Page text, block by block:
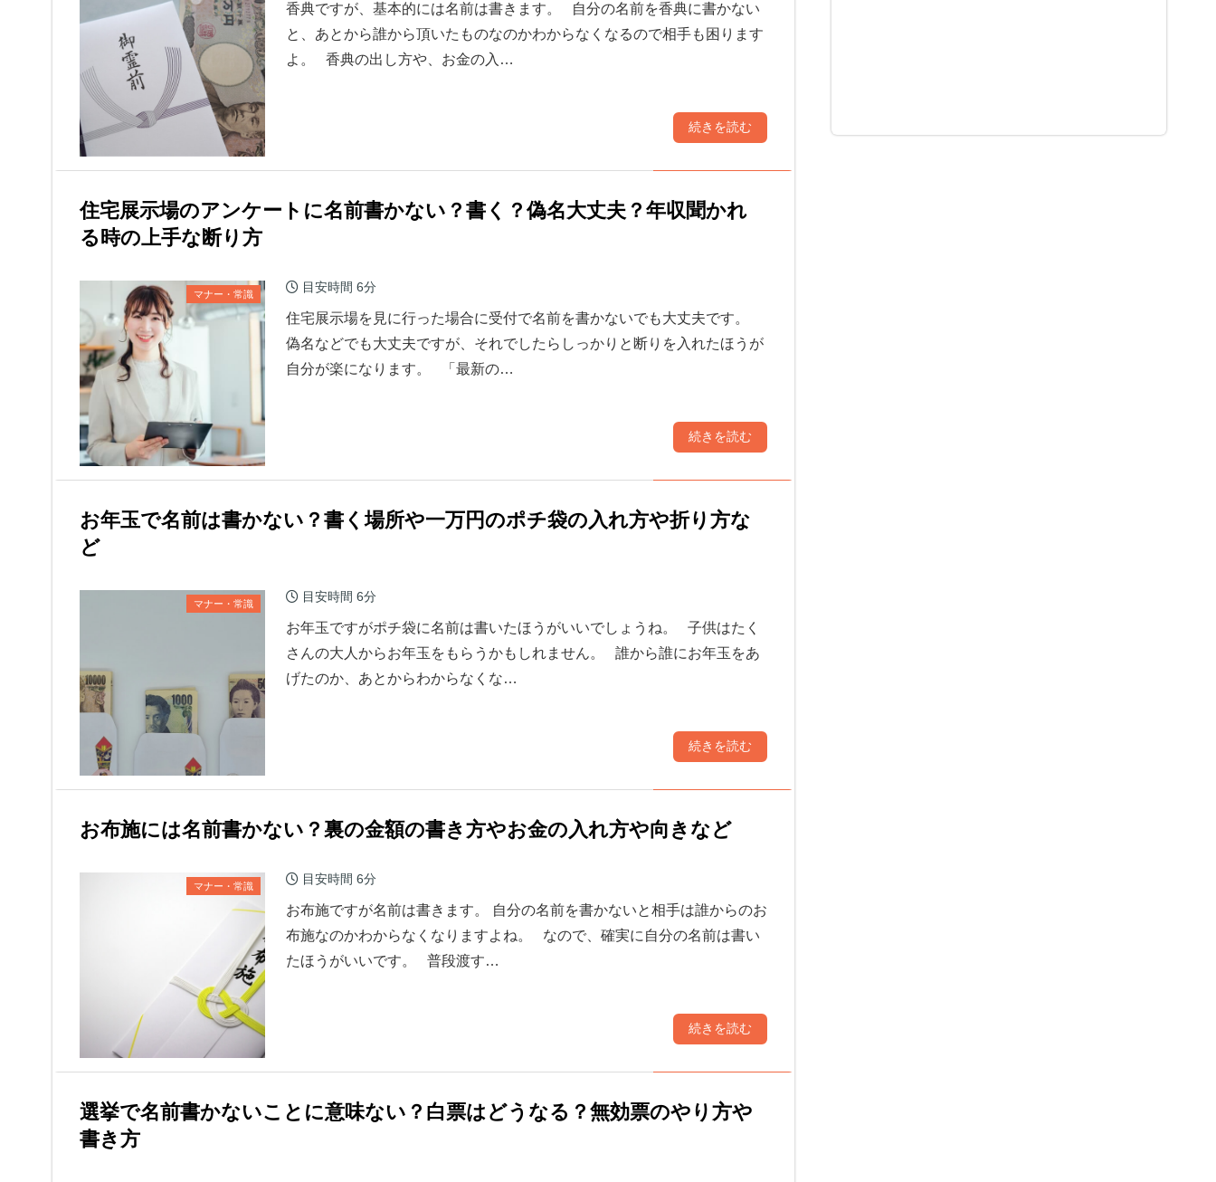
香典ですが、基本的には名前は書きます。 自分の名前を香典に書かない
と、あとから誰から頂いたものなのかわからなくなるので相手も困ります
よ。 香典の出し方や、お金の入…
続きを読む
住宅展示場のアンケートに名前書かない？書く？偽名大丈夫？年収聞かれ
る時の上手な断り方
マナー・常識 目安時間 6分
住宅展示場を見に行った場合に受付で名前を書かないでも大丈夫です。
偽名などでも大丈夫ですが、それでしたらしっかりと断りを入れたほうが
自分が楽になります。 「最新の…
続きを読む
お年玉で名前は書かない？書く場所や一万円のポチ袋の入れ方や折り方な
ど
マナー・常識 目安時間 6分
お年玉ですがポチ袋に名前は書いたほうがいいでしょうね。 子供はたく
さんの大人からお年玉をもらうかもしれません。 誰から誰にお年玉をあ
げたのか、あとからわからなくな…
続きを読む
お布施には名前書かない？裏の金額の書き方やお金の入れ方や向きなど
マナー・常識 目安時間 6分
お布施ですが名前は書きます。 自分の名前を書かないと相手は誰からのお
布施なのかわからなくなりますよね。 なので、確実に自分の名前は書い
たほうがいいです。 普段渡す…
続きを読む
選挙で名前書かないことに意味ない？白票はどうなる？無効票のやり方や
書き方